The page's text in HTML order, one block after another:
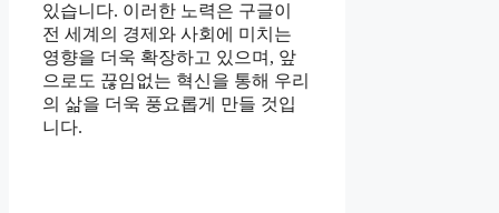
있습니다. 이러한 노력은 구글이
전 세계의 경제와 사회에 미치는
영향을 더욱 확장하고 있으며, 앞
으로도 끊임없는 혁신을 통해 우리
의 삶을 더욱 풍요롭게 만들 것입
니다.